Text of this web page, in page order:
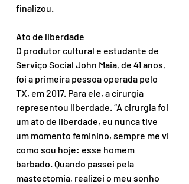
finalizou.
Ato de liberdade
O produtor cultural e estudante de
Serviço Social John Maia, de 41 anos,
foi a primeira pessoa operada pelo
TX, em 2017. Para ele, a cirurgia
representou liberdade. “A cirurgia foi
um ato de liberdade, eu nunca tive
um momento feminino, sempre me vi
como sou hoje: esse homem
barbado. Quando passei pela
mastectomia, realizei o meu sonho